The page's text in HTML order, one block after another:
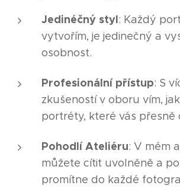
Jedinéčný styl: Každý
vytvořím, je jedinečný a
osobnost.
Profesionální přístup: S
zkušeností v oboru vím,
portréty, které vás přesně
Pohodlí Ateliéru: V mém
můžete cítit uvolněně a
promítne do každé